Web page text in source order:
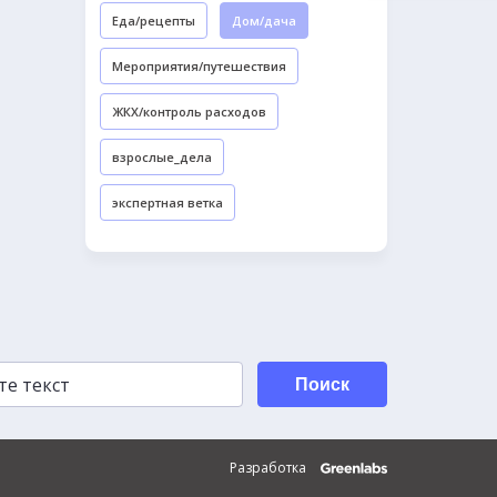
Еда/рецепты Дом/дача
Мероприятия/путешествия
ЖКХ/контроль расходов
взрослые_дела
экспертная ветка
Поиск
Разработка